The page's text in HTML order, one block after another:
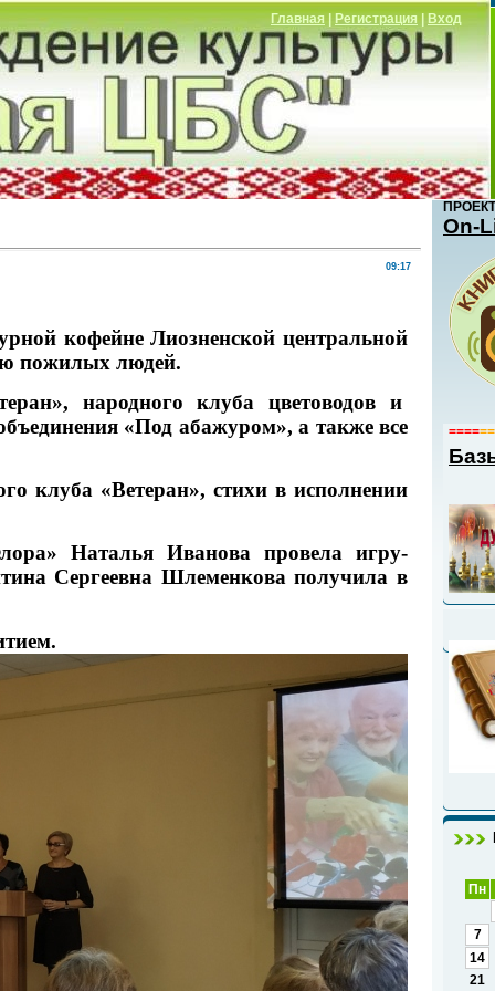
Главная Регистрация |Вход
09:17
кофейне Лиозненской центральной
пожилых людей.
народного клуба цветоводов и
«Под абажуром», а также все
клуба «Ветеран», стихи в исполнении
Наталья Иванова провела игру-
Сергеевна Шлеменкова получила в
Оn-
====
Пн
7
14
21